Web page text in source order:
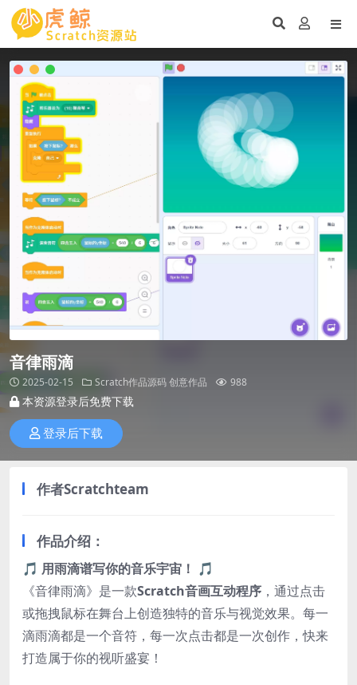
音律雨滴
2025-02-15 Scratch作品源码创意作品 988
本资源登录后免费下载
登录后下载
作者Scratchteam
作品介绍：
🎵 用雨滴谱写你的音乐宇宙！ 🎵
《音律雨滴》是一款Scratch音画互动程序 ，通过点击
或拖拽鼠标在舞台上创造独特的音乐与视觉效果。每一
滴雨滴都是一个音符，每一次点击都是一次创作，快来
打造属于你的视听盛宴！